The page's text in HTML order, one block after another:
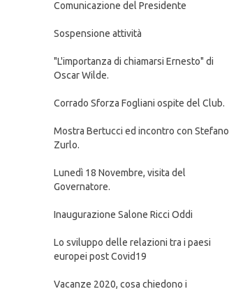
Comunicazione del Presidente
Sospensione attività
"L'importanza di chiamarsi Ernesto" di
Oscar Wilde.
Corrado Sforza Fogliani ospite del Club.
Mostra Bertucci ed incontro con Stefano
Zurlo.
Lunedì 18 Novembre, visita del
Governatore.
Inaugurazione Salone Ricci Oddi
Lo sviluppo delle relazioni tra i paesi
europei post Covid19
Vacanze 2020, cosa chiedono i